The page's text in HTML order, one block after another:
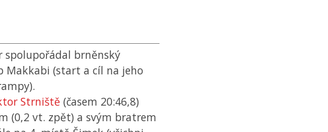
spolupořádal brněnský
Makkabi (start a cíl na jeho
Strniště (časem 20:46,8)
(0,2 vt. zpět) a svým bratrem